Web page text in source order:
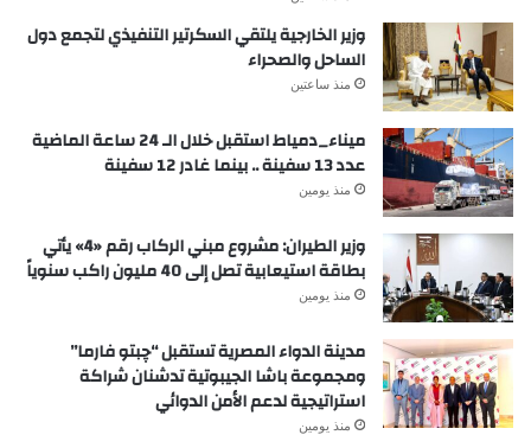
وزير الخارجية يلتقي السكرتير التنفيذي لتجمع دول
الساحل والصحراء
منذ ساعتين
ميناء_دمياط استقبل خلال الـ 24 ساعة الماضية
عدد 13 سفينة .. بينما غادر 12 سفينة
منذ يومين
وزير الطيران: مشروع مبني الركاب رقم «4» يأتي
بطاقة استيعابية تصل إلى 40 مليون راكب سنوياً
منذ يومين
مدينة الدواء المصرية تستقبل “چبتو فارما”
ومجموعة باشا الجيبوتية تدشنان شراكة
استراتيجية لدعم الأمن الدوائي
منذ يومين